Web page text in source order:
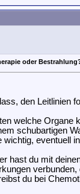
oder
den Leitlinien
welche Organe
schubartigen
eventuell
hast du mit
du bei